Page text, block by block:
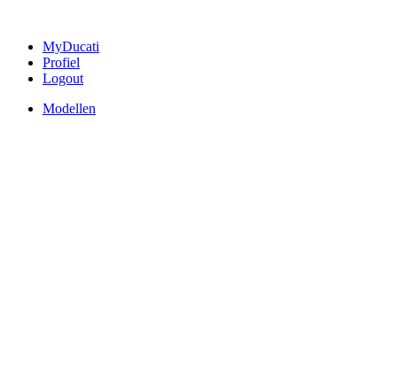
MyDucati
Profiel
Logout
Modellen